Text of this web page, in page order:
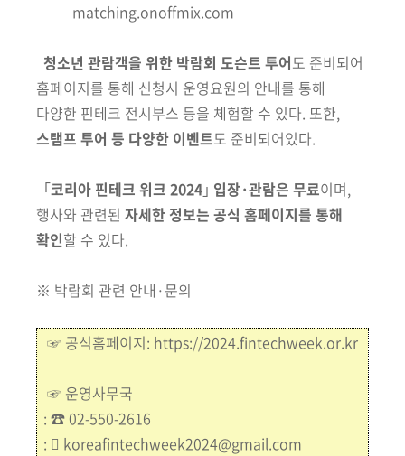
matching.onoffmix.com
청소년 관람객을 위한 박람회 도슨트 투어도 준비되어
홈페이지를 통해 신청시 운영요원의 안내를 통해
다양한 핀테크 전시부스 등을 체험할 수 있다. 또한,
스탬프 투어 등 다양한 이벤트도 준비되어있다.
｢코리아 핀테크 위크 2024｣ 입장·관람은 무료이며,
행사와 관련된 자세한 정보는 공식 홈페이지를 통해
확인할 수 있다.
※ 박람회 관련 안내·문의
☞ 공식홈페이지: https://2024.fintechweek.or.kr
☞ 운영사무국
: ☎ 02-550-2616
:  koreafintechweek2024@gmail.com